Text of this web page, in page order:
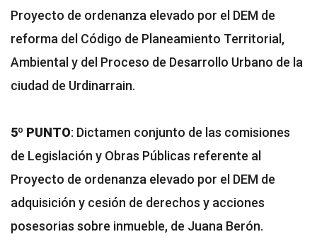
Proyecto de ordenanza elevado por el DEM de
reforma del Código de Planeamiento Territorial,
Ambiental y del Proceso de Desarrollo Urbano de la
ciudad de Urdinarrain.
5º PUNTO: Dictamen conjunto de las comisiones
de Legislación y Obras Públicas referente al
Proyecto de ordenanza elevado por el DEM de
adquisición y cesión de derechos y acciones
posesorias sobre inmueble, de Juana Berón.